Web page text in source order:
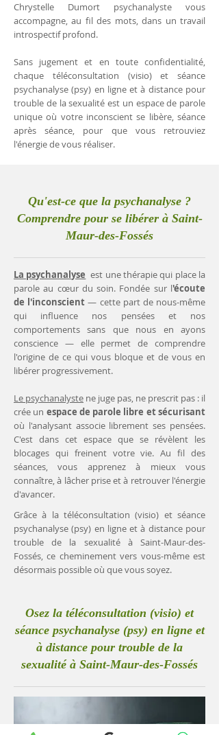
Chrystelle Dumort psychanalyste vous
accompagne, au fil des mots, dans un travail
introspectif profond.
Sans jugement et en toute confidentialité,
chaque téléconsultation (visio) et séance
psychanalyse (psy) en ligne et à distance pour
trouble de la sexualité est un espace de parole
unique où votre inconscient se libère, séance
après séance, pour que vous retrouviez
l'énergie de vous réaliser.
Qu'est-ce que la psychanalyse ?
Comprendre pour se libérer à Saint-
Maur-des-Fossés
La psychanalyse est une thérapie qui place la
parole au cœur du soin. Fondée sur l'écoute
de l'inconscient— cette part de nous-même
qui influence nos pensées et nos
comportements sans que nous en ayons
conscience — elle permet de comprendre
l'origine de ce qui vous bloque et de vous en
libérer progressivement.
Le psychanalyste ne juge pas, ne prescrit pas : il
crée un espace de parole libre et sécurisant
où l'analysant associe librement ses pensées.
C'est dans cet espace que se révèlent les
blocages qui freinent votre vie. Au fil des
séances, vous apprenez à mieux vous
connaître, à lâcher prise et à retrouver l'énergie
d'avancer.
Grâce à la téléconsultation (visio) et séance
psychanalyse (psy) en ligne et à distance pour
trouble de la sexualité à Saint-Maur-des-
Fossés, ce cheminement vers vous-même est
désormais possible où que vous soyez.
Osez la téléconsultation (visio) et
séance psychanalyse (psy) en ligne et
à distance pour trouble de la
sexualité à Saint-Maur-des-Fossés